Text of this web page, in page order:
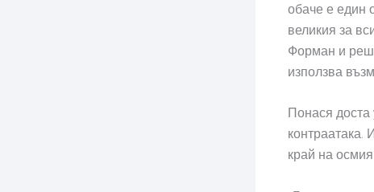
обаче е един
великия за
Форман и
използва
Понася доста
контраатака.
край на